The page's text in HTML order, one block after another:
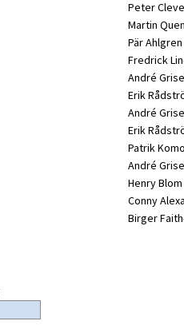
Peter
Martin
Pär Ahlgren
Fredrick
André
Erik
André
Erik
Patrik
André
Henry Blom
Conny
Birger